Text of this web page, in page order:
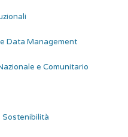
Data Management
e Comunitario
Sostenibilità